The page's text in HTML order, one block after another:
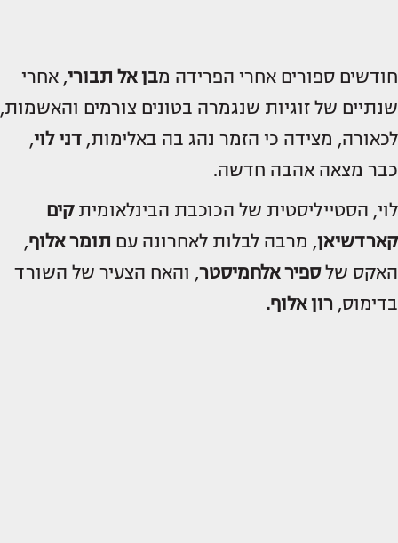
חודשים ספורים אחרי הפרידה מבן אל תבורי, אחרי
שנתיים של זוגיות שנגמרה בטונים צורמים והאשמות,
לכאורה, מצידה כי הזמר נהג בה באלימות, דני לוי,
כבר מצאה אהבה חדשה.
לוי, הסטייליסטית של הכוכבת הבינלאומיתקים
קארדשיאן, מרבה לבלות לאחרונה עם תומר אלוף,
האקס שלספיר אלחמיסטר, והאח הצעיר של השורד
בדימוס, רון אלוף.